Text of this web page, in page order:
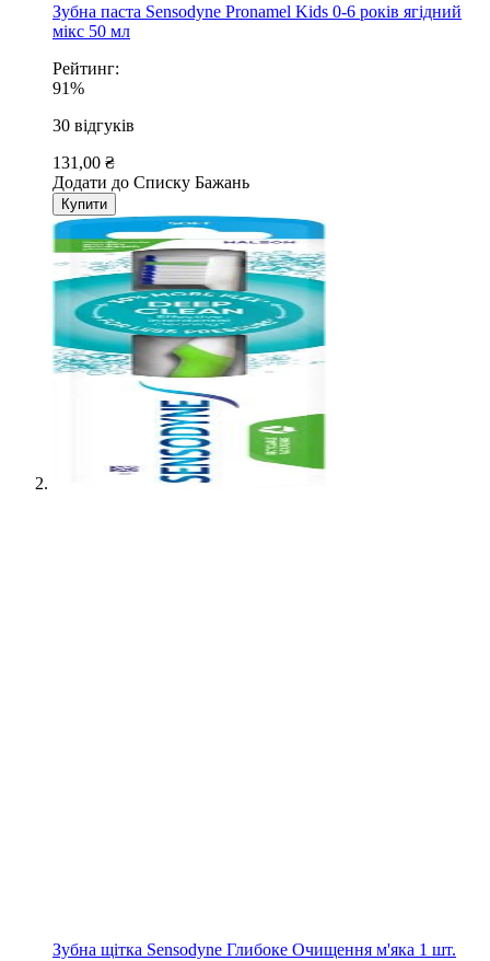
Зубна паста Sensodyne Pronamel Kids 0-6 років ягідний
мікс 50 мл
Рейтинг:
91%
30 відгуків
131,00 ₴
Додати до Списку Бажань
Купити
Зубна щітка Sensodyne Глибоке Очищення м'яка 1 шт.